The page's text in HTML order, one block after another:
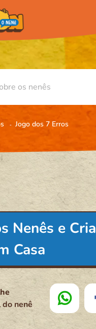
Jogo dos 7 Erros
Nenês e
Casa
nenê